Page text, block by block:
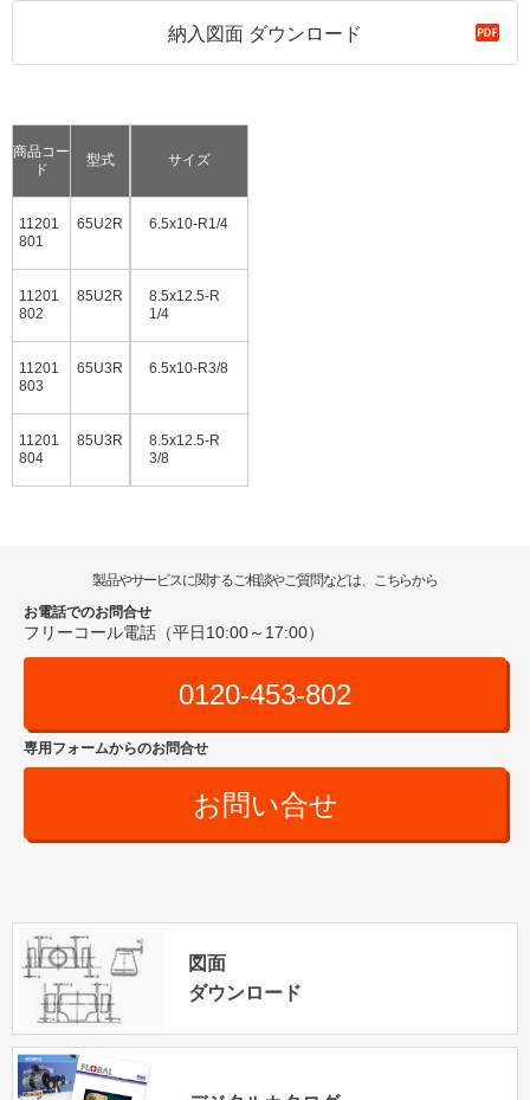
納入図面 ダウンロード
商品コー
ド
型式
11201
801
65U2R
11201
802
85U2R
11201
803
65U3R
11201
804
85U3R
サイズ
6.5x10-R1/4
8.5x12.5-R
1/4
6.5x10-R3/8
8.5x12.5-R
3/8
製品やサービスに関するご相談やご質問などは、こちらから
お電話でのお問合せ
フリーコール電話（平日10:00～17:00）
0120-453-802
専用フォームからのお問合せ
お問い合せ
図面
ダウンロード